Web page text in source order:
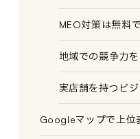
MEO対策は無料
地域での競争力
実店舗を持つビ
Googleマップで上位